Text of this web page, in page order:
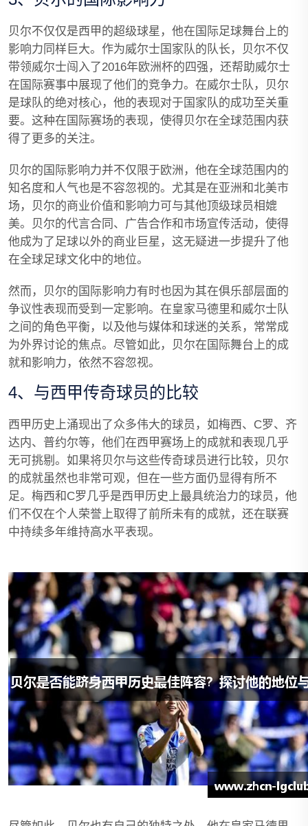
贝尔不仅仅是西甲的超级球星，他在国际足球舞台上的
影响力同样巨大。作为威尔士国家队的队长，贝尔不仅
带领威尔士闯入了2016年欧洲杯的四强，还帮助威尔士
在国际赛事中展现了他们的竞争力。在威尔士队，贝尔
是球队的绝对核心，他的表现对于国家队的成功至关重
要。这种在国际赛场的表现，使得贝尔在全球范围内获
得了更多的关注。
贝尔的国际影响力并不仅限于欧洲，他在全球范围内的
知名度和人气也是不容忽视的。尤其是在亚洲和北美市
场，贝尔的商业价值和影响力可与其他顶级球员相媲
美。贝尔的代言合同、广告合作和市场宣传活动，使得
他成为了足球以外的商业巨星，这无疑进一步提升了他
在全球足球文化中的地位。
然而，贝尔的国际影响力有时也因为其在俱乐部层面的
争议性表现而受到一定影响。在皇家马德里和威尔士队
之间的角色平衡，以及他与媒体和球迷的关系，常常成
为外界讨论的焦点。尽管如此，贝尔在国际舞台上的成
就和影响力，依然不容忽视。
4、与西甲传奇球员的比较
西甲历史上涌现出了众多伟大的球员，如梅西、C罗、齐
达内、普约尔等，他们在西甲赛场上的成就和表现几乎
无可挑剔。如果将贝尔与这些传奇球员进行比较，贝尔
的成就虽然也非常可观，但在一些方面仍显得有所不
足。梅西和C罗几乎是西甲历史上最具统治力的球员，他
们不仅在个人荣誉上取得了前所未有的成就，还在联赛
中持续多年维持高水平表现。